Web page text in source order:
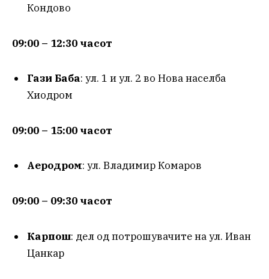
Кондово
09:00 – 12:30 часот
Гази Баба: ул. 1 и ул. 2 во Нова населба
Хиодром
09:00 – 15:00 часот
Аеродром: ул. Владимир Комаров
09:00 – 09:30 часот
Карпош: дел од потрошувачите на ул. Иван
Цанкар